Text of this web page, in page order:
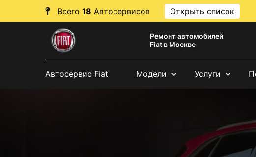
Всего 18 Автосервисов Открыть список
Ремонт автомобилей
Fiat в Москве
Автосервис Fiat Модели Услуги